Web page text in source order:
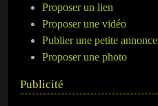
Proposer un lien
Proposer une vidéo
Publier une petite annonce
Proposer une photo
Publicité